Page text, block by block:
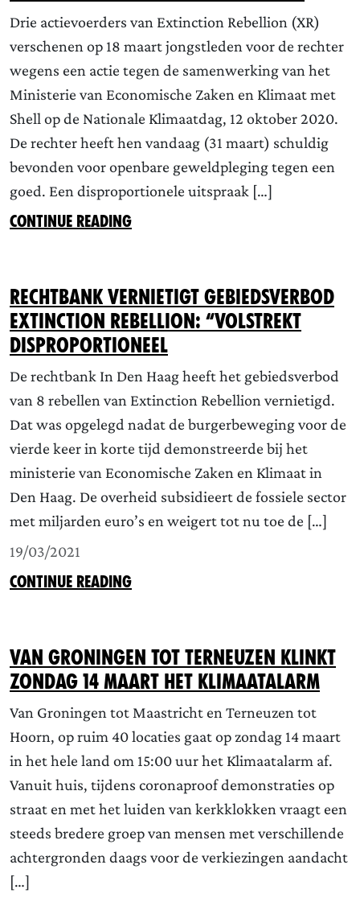
Drie actievoerders van Extinction Rebellion (XR)
verschenen op 18 maart jongstleden voor de rechter
wegens een actie tegen de samenwerking van het
Ministerie van Economische Zaken en Klimaat met
Shell op de Nationale Klimaatdag, 12 oktober 2020.
De rechter heeft hen vandaag (31 maart) schuldig
bevonden voor openbare geweldpleging tegen een
goed. Een disproportionele uitspraak […]
CONTINUE READING
Rechtbank vernietigt gebiedsverbod
Extinction Rebellion: “Volstrekt
disproportioneel
De rechtbank In Den Haag heeft het gebiedsverbod
van 8 rebellen van Extinction Rebellion vernietigd.
Dat was opgelegd nadat de burgerbeweging voor de
vierde keer in korte tijd demonstreerde bij het
ministerie van Economische Zaken en Klimaat in
Den Haag. De overheid subsidieert de fossiele sector
met miljarden euro’s en weigert tot nu toe de […]
19/03/2021
CONTINUE READING
Van Groningen tot Terneuzen klinkt
zondag 14 maart het Klimaatalarm
Van Groningen tot Maastricht en Terneuzen tot
Hoorn, op ruim 40 locaties gaat op zondag 14 maart
in het hele land om 15:00 uur het Klimaatalarm af.
Vanuit huis, tijdens coronaproof demonstraties op
straat en met het luiden van kerkklokken vraagt een
steeds bredere groep van mensen met verschillende
achtergronden daags voor de verkiezingen aandacht
[…]